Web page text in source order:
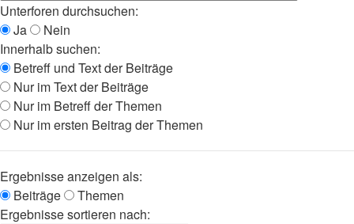
Unterforen durchsuchen:
Ja
Nein
Innerhalb suchen:
Betreff und Text der Beiträge
Nur im Text der Beiträge
Nur im Betreff der Themen
Nur im ersten Beitrag der Themen
Ergebnisse anzeigen als:
Beiträge
Themen
Ergebnisse sortieren nach: